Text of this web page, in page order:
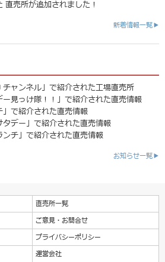
直売所が追加されました！
新着情報一覧▶
チャンネル」で紹介された工場直売所
ー見っけ隊！！」で紹介された直売情報
」で紹介された直売情報
タデー」で紹介された直売情報
ンチ」で紹介された直売情報
お知らせ一覧▶
直売所一覧
ご意見・お問合せ
プライバシーポリシー
運営会社